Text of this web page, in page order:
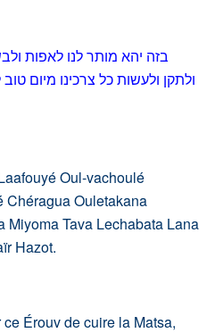
בזה יהא מותר לנו לאפות
ולתקן ולעשות כל צרכינו מיום
Oul-vachoulé
Chéragua Ouletakana
Miyoma Tava Lechabata Lana
Hazot.
Érouv de cuire la Matsa,